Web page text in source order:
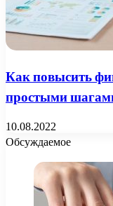
Как повысить
простыми
10.08.2022
Обсуждаемое